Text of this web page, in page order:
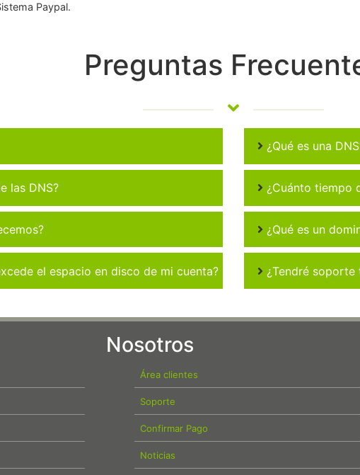
Paypal.
Preguntas
las DNS?
el espacio en disco de mi cuenta?
¿Qué es una
¿Cuánto tiempo
¿Qué es un
¿Tendré soporte
Nosotros
Área clientes
Soporte
Confirmar Pago
Noticias